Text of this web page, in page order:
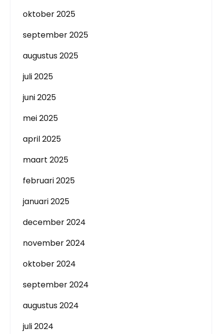
oktober 2025
september 2025
augustus 2025
juli 2025
juni 2025
mei 2025
april 2025
maart 2025
februari 2025
januari 2025
december 2024
november 2024
oktober 2024
september 2024
augustus 2024
juli 2024